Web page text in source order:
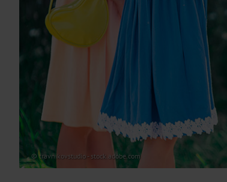
© travnikovstudio - stock.adobe.com